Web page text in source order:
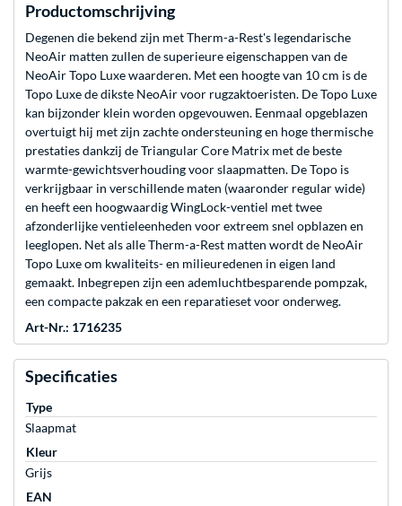
Productomschrijving
Degenen die bekend zijn met Therm-a-Rest's legendarische
NeoAir matten zullen de superieure eigenschappen van de
NeoAir Topo Luxe waarderen. Met een hoogte van 10 cm is de
Topo Luxe de dikste NeoAir voor rugzaktoeristen. De Topo Luxe
kan bijzonder klein worden opgevouwen. Eenmaal opgeblazen
overtuigt hij met zijn zachte ondersteuning en hoge thermische
prestaties dankzij de Triangular Core Matrix met de beste
warmte-gewichtsverhouding voor slaapmatten. De Topo is
verkrijgbaar in verschillende maten (waaronder regular wide)
en heeft een hoogwaardig WingLock-ventiel met twee
afzonderlijke ventieleenheden voor extreem snel opblazen en
leeglopen. Net als alle Therm-a-Rest matten wordt de NeoAir
Topo Luxe om kwaliteits- en milieuredenen in eigen land
gemaakt. Inbegrepen zijn een ademluchtbesparende pompzak,
een compacte pakzak en een reparatieset voor onderweg.
Art-Nr.: 1716235
Specificaties
Type
Slaapmat
Kleur
Grijs
EAN